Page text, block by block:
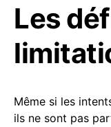
Les
Même si les
ils ne sont pas